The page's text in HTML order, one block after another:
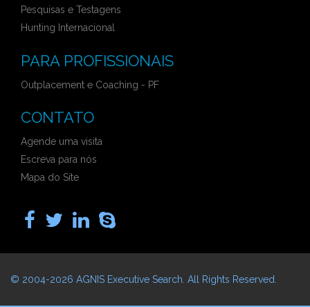
Pesquisas e Testagens
Hunting Internacional
PARA PROFISSIONAIS
Outplacement e Coaching - PF
CONTATO
Agende uma visita
Escreva para nós
Mapa do Site
© 2004-2026 AGNIS Executive Search . All Rights Reserved.